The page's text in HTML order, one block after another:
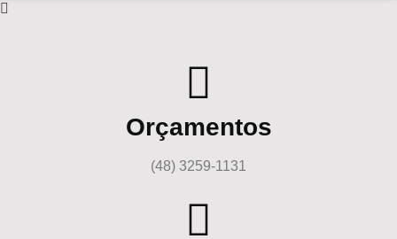
Orçamentos
(48) 3259-1131